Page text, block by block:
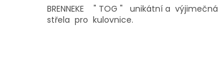
BRENNEKE " TOG " unikátní a výjimečná
střela pro kulovnice.